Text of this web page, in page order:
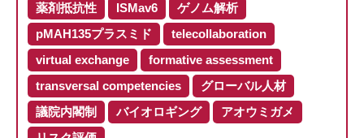
薬剤抵抗性
ISMav6
ゲノム解析
pMAH135プラスミド
telecollaboration
virtual exchange
formative assessment
transversal competencies
グローバル人材
議院内閣制
バイオロギング
アオウミガメ